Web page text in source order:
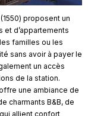
proposent un
et d’appartements
familles ou les
sans avoir à payer le
un accès
de la station.
une ambiance de
charmants B&B, de
allient confort